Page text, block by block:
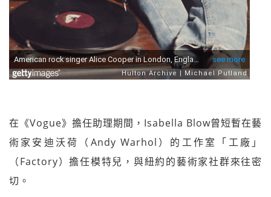
在《Vogue》擔任助理期間，Isabella Blow曾短暫在藝
術家安迪沃荷（Andy Warhol）的工作室「工廠」
（Factory）擔任模特兒，與紐約的藝術家社群來往密
切。